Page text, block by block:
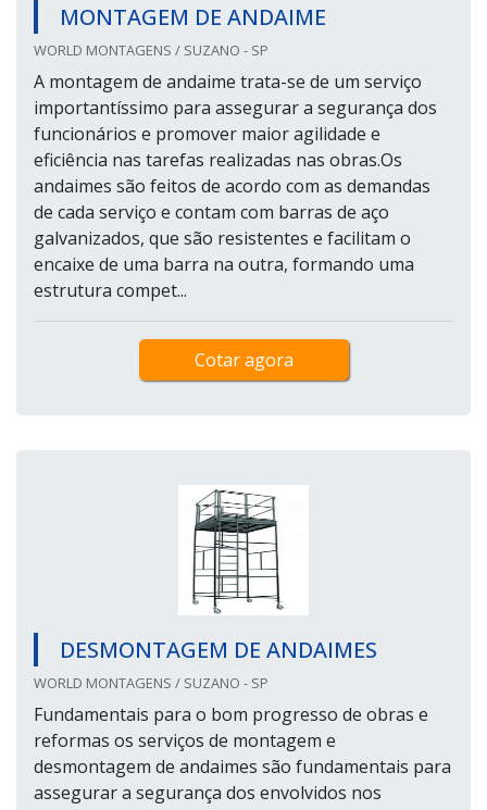
MONTAGEM DE ANDAIME
WORLD MONTAGENS / SUZANO - SP
A montagem de andaime trata-se de um serviço
importantíssimo para assegurar a segurança dos
funcionários e promover maior agilidade e
eficiência nas tarefas realizadas nas obras.Os
andaimes são feitos de acordo com as demandas
de cada serviço e contam com barras de aço
galvanizados, que são resistentes e facilitam o
encaixe de uma barra na outra, formando uma
estrutura compet...
Cotar agora
DESMONTAGEM DE ANDAIMES
WORLD MONTAGENS / SUZANO - SP
Fundamentais para o bom progresso de obras e
reformas os serviços de montagem e
desmontagem de andaimes são fundamentais para
assegurar a segurança dos envolvidos nos